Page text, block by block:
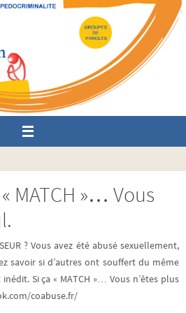
MATCH »… Vous
? Vous avez été abusé sexuellement,
savoir si d’autres ont souffert du même
Si ça « MATCH »… Vous n’êtes plus
coabuse.fr/